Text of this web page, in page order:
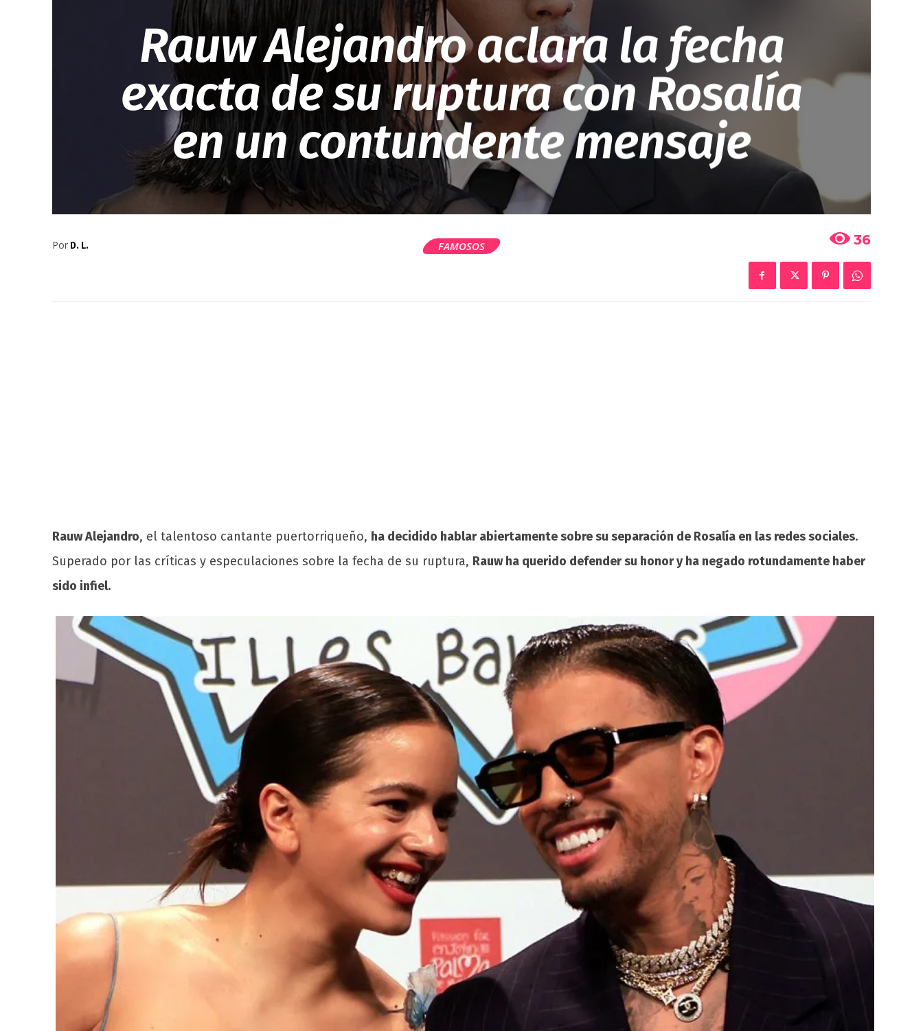
Rauw Alejandro aclara la fecha
exacta de su ruptura con Rosalía
en un contundente mensaje
Por D. L. FAMOSOS 36
Rauw Alejandro, el talentoso cantante puertorriqueño, ha decidido hablar abiertamente sobre su separación de Rosalía en las redes sociales.
Superado por las críticas y especulaciones sobre la fecha de su ruptura, Rauw ha querido defender su honor y ha negado rotundamente haber
sido infiel.